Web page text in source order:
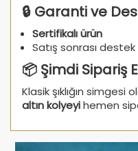
🔒 Garanti ve
Sertifikalı ürün
Satış sonrası
📦 Şimdi Sipariş
Klasik şıklığın simgesi
altın kolyeyihemen